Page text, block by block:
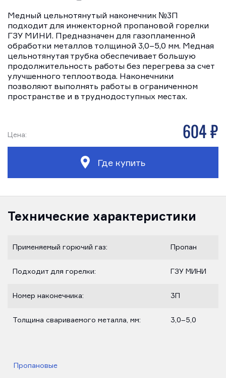
Медный цельнотянутый наконечник №3П
подходит для инжекторной пропановой горелки
ГЗУ МИНИ. Предназначен для газопламенной
обработки металлов толщиной 3,0–5,0 мм. Медная
цельнотянутая трубка обеспечивает большую
продолжительность работы без перегрева за счет
улучшенного теплоотвода. Наконечники
позволяют выполнять работы в ограниченном
пространстве и в труднодоступных местах.
Цена: 604 р
Где купить
Технические характеристики
Применяемый горючий газ: Пропан
Подходит для горелки: ГЗУ МИНИ
Номер наконечника: 3П
Толщина свариваемого металла, мм: 3,0–5,0
Пропановые